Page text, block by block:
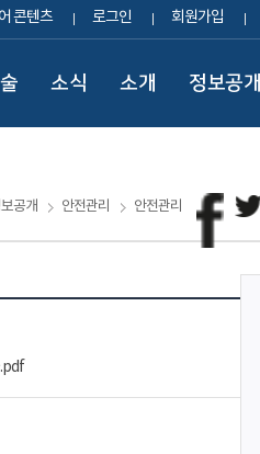
콘텐츠 로그인 회원가입
소식 소개 정보공개
공개 안전관리 안전관리